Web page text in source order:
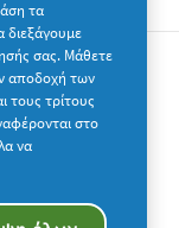
τα
διεξάγουμε
σας. Μάθετε
αποδοχή των
τους τρίτους
στο
να